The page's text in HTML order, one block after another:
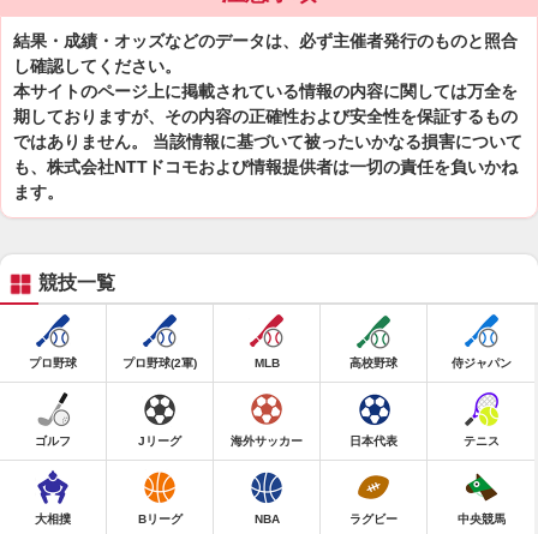
結果・成績・オッズなどのデータは、必ず主催者発行のものと照合
し確認してください。
本サイトのページ上に掲載されている情報の内容に関しては万全を
期しておりますが、その内容の正確性および安全性を保証するもの
ではありません。 当該情報に基づいて被ったいかなる損害について
も、株式会社NTTドコモおよび情報提供者は一切の責任を負いかね
ます。
競技一覧
プロ野球 プロ野球(2軍) MLB 高校野球 侍ジャパン
ゴルフ Jリーグ 海外サッカー 日本代表 テニス
大相撲 Bリーグ NBA ラグビー 中央競馬